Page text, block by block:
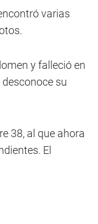
varias
y falleció en
su
38, al que ahora
El